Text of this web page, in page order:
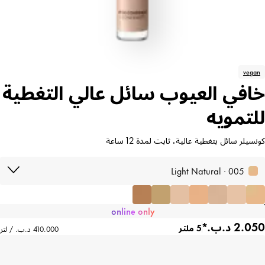
vegan
خافي العيوب سائل عالي التغطية
للتمويه
كونسيلر سائل بتغطية عالية، ثابت لمدة 12 ساعة
005 · Light Natural
online only
5 ملتر